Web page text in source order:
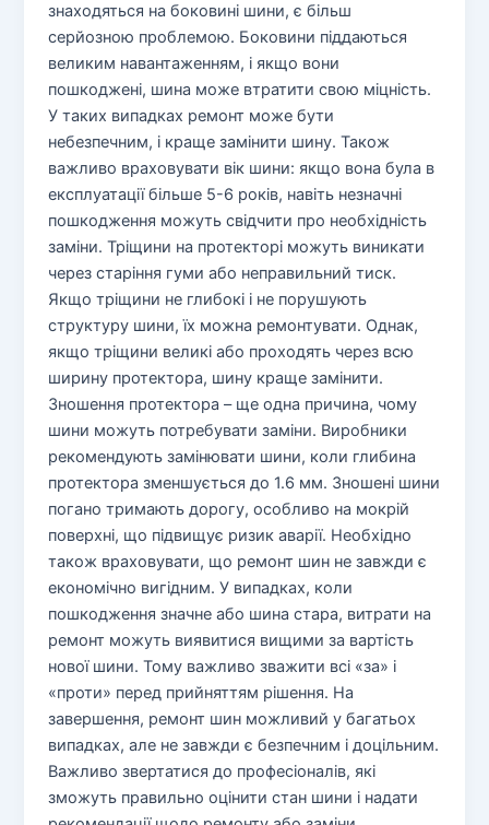
знаходяться на боковині шини, є більш
серйозною проблемою. Боковини піддаються
великим навантаженням, і якщо вони
пошкоджені, шина може втратити свою міцність.
У таких випадках ремонт може бути
небезпечним, і краще замінити шину. Також
важливо враховувати вік шини: якщо вона була в
експлуатації більше 5-6 років, навіть незначні
пошкодження можуть свідчити про необхідність
заміни. Тріщини на протекторі можуть виникати
через старіння гуми або неправильний тиск.
Якщо тріщини не глибокі і не порушують
структуру шини, їх можна ремонтувати. Однак,
якщо тріщини великі або проходять через всю
ширину протектора, шину краще замінити.
Зношення протектора – ще одна причина, чому
шини можуть потребувати заміни. Виробники
рекомендують замінювати шини, коли глибина
протектора зменшується до 1.6 мм. Зношені шини
погано тримають дорогу, особливо на мокрій
поверхні, що підвищує ризик аварії. Необхідно
також враховувати, що ремонт шин не завжди є
економічно вигідним. У випадках, коли
пошкодження значне або шина стара, витрати на
ремонт можуть виявитися вищими за вартість
нової шини. Тому важливо зважити всі «за» і
«проти» перед прийняттям рішення. На
завершення, ремонт шин можливий у багатьох
випадках, але не завжди є безпечним і доцільним.
Важливо звертатися до професіоналів, які
зможуть правильно оцінити стан шини і надати